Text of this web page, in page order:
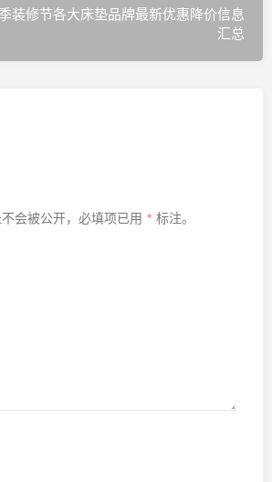
装修节各大床垫品牌最新优惠降价信息
汇总
会被公开， 必填项已用 * 标注。